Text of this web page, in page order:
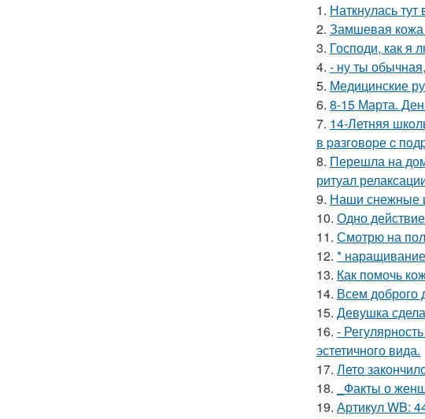
1. Наткнулась
2. Замшевая кожа
3. Господи, как я
4. - ну ты
5. Медицинские
6. 8-15 Марта.
7. 14-Летняя
в paзгoвopе c
8. Перешла на
ритуал
9. Наши снежные
10. Одно
11. Смотрю на
12. *
13. Как помочь
14. Всем доброго
15. Девушка
16. -
эстетичного вида.
17. Лето
18.
_Факты о
19. Артикул WB: